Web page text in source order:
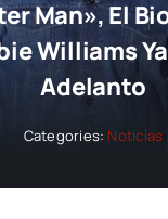
Man», El
Williams
Adelanto
Categories: Noticias